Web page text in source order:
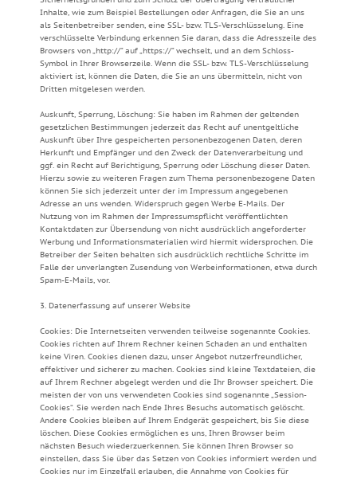
Inhalte, wie zum Beispiel Bestellungen oder Anfragen, die Sie an uns
als Seitenbetreiber senden, eine SSL- bzw. TLS-Verschlüsselung. Eine
verschlüsselte Verbindung erkennen Sie daran, dass die Adresszeile des
Browsers von „http://” auf „https://” wechselt, und an dem Schloss-
Symbol in Ihrer Browserzeile. Wenn die SSL- bzw. TLS-Verschlüsselung
aktiviert ist, können die Daten, die Sie an uns übermitteln, nicht von
Dritten mitgelesen werden.
Auskunft, Sperrung, Löschung: Sie haben im Rahmen der geltenden
gesetzlichen Bestimmungen jederzeit das Recht auf unentgeltliche
Auskunft über Ihre gespeicherten personenbezogenen Daten, deren
Herkunft und Empfänger und den Zweck der Datenverarbeitung und
ggf. ein Recht auf Berichtigung, Sperrung oder Löschung dieser Daten.
Hierzu sowie zu weiteren Fragen zum Thema personenbezogene Daten
können Sie sich jederzeit unter der im Impressum angegebenen
Adresse an uns wenden. Widerspruch gegen Werbe E-Mails. Der
Nutzung von im Rahmen der Impressumspflicht veröffentlichten
Kontaktdaten zur Übersendung von nicht ausdrücklich angeforderter
Werbung und Informationsmaterialien wird hiermit widersprochen. Die
Betreiber der Seiten behalten sich ausdrücklich rechtliche Schritte im
Falle der unverlangten Zusendung von Werbeinformationen, etwa durch
Spam-E-Mails, vor.
3. Datenerfassung auf unserer Website
Cookies: Die Internetseiten verwenden teilweise sogenannte Cookies.
Cookies richten auf Ihrem Rechner keinen Schaden an und enthalten
keine Viren. Cookies dienen dazu, unser Angebot nutzerfreundlicher,
effektiver und sicherer zu machen. Cookies sind kleine Textdateien, die
auf Ihrem Rechner abgelegt werden und die Ihr Browser speichert. Die
meisten der von uns verwendeten Cookies sind sogenannte „Session-
Cookies“. Sie werden nach Ende Ihres Besuchs automatisch gelöscht.
Andere Cookies bleiben auf Ihrem Endgerät gespeichert, bis Sie diese
löschen. Diese Cookies ermöglichen es uns, Ihren Browser beim
nächsten Besuch wiederzuerkennen. Sie können Ihren Browser so
einstellen, dass Sie über das Setzen von Cookies informiert werden und
Cookies nur im Einzelfall erlauben, die Annahme von Cookies für